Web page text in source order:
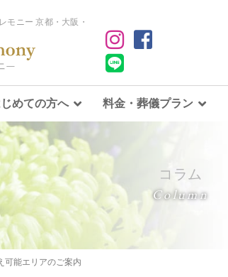
モニー 京都・大阪・
めての方へ 料金・葬儀プラン
コラム
Column
可能エリアのご案内